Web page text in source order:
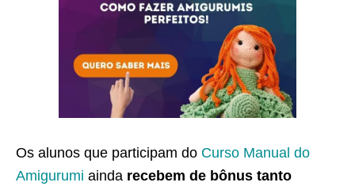
Os alunos que participam do Curso Manual do
Amigurumi ainda recebem de bônus tanto